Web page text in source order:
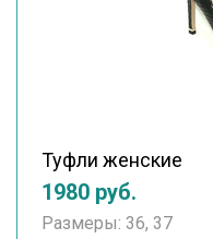
Туфли женские
1980 руб.
Размеры: 36, 37